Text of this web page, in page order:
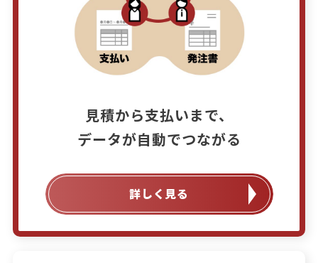
見積から支払いまで、
データが自動でつながる
詳しく見る